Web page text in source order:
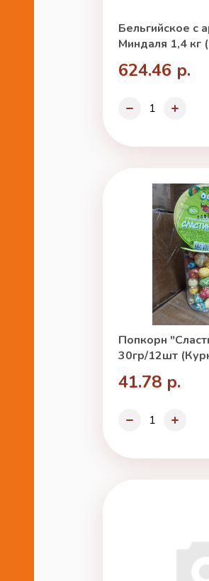
Бельгийское с
Миндаля 1,4 кг
624.46 р.
Попкорн
30гр/12шт
41.78 р.